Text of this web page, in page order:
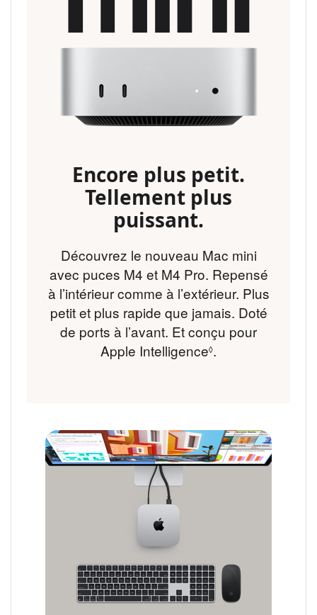
Encore plus petit.
Tellement plus
puissant.
Découvrez le nouveau Mac mini
avec puces M4 et M4 Pro. Repensé
à l’intérieur comme à l’extérieur. Plus
petit et plus rapide que jamais. Doté
de ports à l’avant. Et conçu pour
Apple Intelligence◊.